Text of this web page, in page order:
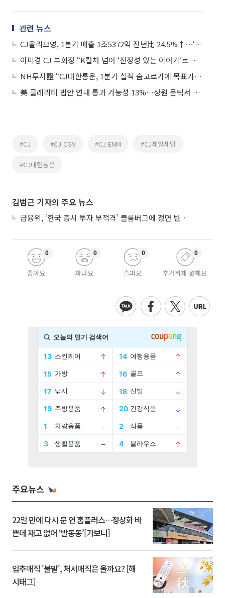
관련 뉴스
CJ올리브영, 1분기 매출 1조5372억 전년比 24.5%↑⋯‘외국인 효과’
이미경 CJ 부회장 “K컬처 넘어 ‘진정성 있는 이야기’로 세계 연결”
NH투자證 “CJ대한통운, 1분기 실적 숨고르기에 목표가↓⋯하반기는 긍정 전망”
美 클래리티 법안 연내 통과 가능성 13%…상원 문턱서 제동
#CJ #CJ CGV #CJ ENM #CJ제일제당
#CJ대한통운
김범근 기자의 주요 뉴스
금융위, ‘한국 증시 투자 부적격’ 블룸버그에 정면 반박…“근거 불분명”
좋아요
0
화나요
0
슬퍼요
0
추가취재 원해요
0
주요뉴스
22일 만에 다시 문 연 홈플러스…정상화 바
쁜데 재고 없어 ‘발동동’[가보니]
입추매직 '불발', 처서매직은 올까요? [해
시태그]